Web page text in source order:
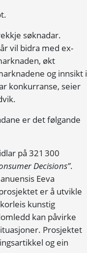
søknadar.
vil bidra med ex-
økt
og innsikt i
konkurranse, seier
er det følgande
på 321 300
Decisions”.
Eeva
er å utvikle
kunstig
kan påvirke
Prosjektet
og ein